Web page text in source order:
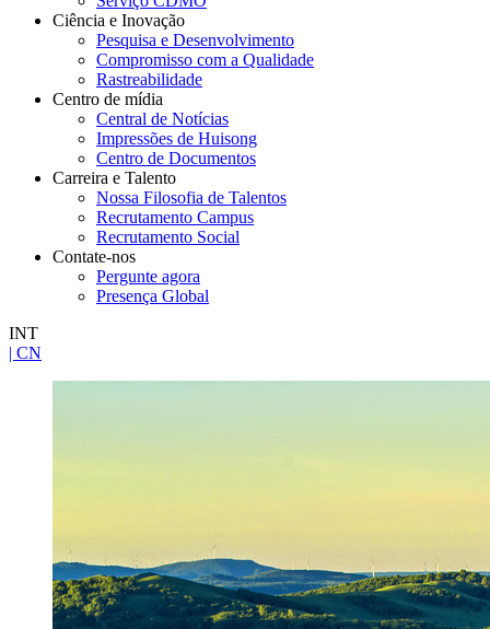
Ciência e Inovação
Pesquisa e Desenvolvimento
Compromisso com a Qualidade
Rastreabilidade
Centro de mídia
Central de Notícias
Impressões de Huisong
Centro de Documentos
Carreira e Talento
Nossa Filosofia de Talentos
Recrutamento Campus
Recrutamento Social
Contate-nos
Pergunte agora
Presença Global
INT
| CN